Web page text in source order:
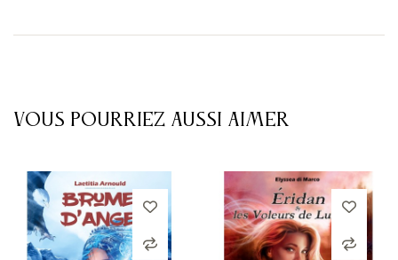
VOUS POURRIEZ AUSSI AIMER